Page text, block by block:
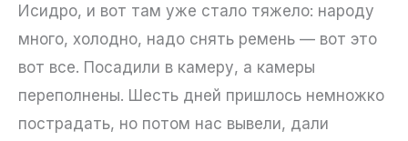
Исидро, и вот там уже стало тяжело: народу
много, холодно, надо снять ремень — вот это
вот все. Посадили в камеру, а камеры
переполнены. Шесть дней пришлось немножко
пострадать, но потом нас вывели, дали